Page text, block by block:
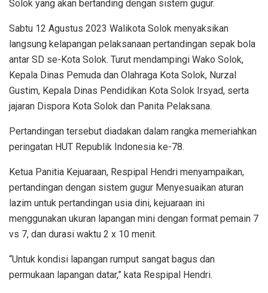
Solok yang akan bertanding dengan sistem gugur.
Sabtu 12 Agustus 2023 Walikota Solok menyaksikan
langsung kelapangan pelaksanaan pertandingan sepak bola
antar SD se-Kota Solok. Turut mendampingi Wako Solok,
Kepala Dinas Pemuda dan Olahraga Kota Solok, Nurzal
Gustim, Kepala Dinas Pendidikan Kota Solok Irsyad, serta
jajaran Dispora Kota Solok dan Panita Pelaksana.
Pertandingan tersebut diadakan dalam rangka memeriahkan
peringatan HUT Republik Indonesia ke-78.
Ketua Panitia Kejuaraan, Respipal Hendri menyampaikan,
pertandingan dengan sistem gugur Menyesuaikan aturan
lazim untuk pertandingan usia dini, kejuaraan ini
menggunakan ukuran lapangan mini dengan format pemain 7
vs 7, dan durasi waktu 2 x 10 menit.
“Untuk kondisi lapangan rumput sangat bagus dan
permukaan lapangan datar,” kata Respipal Hendri.